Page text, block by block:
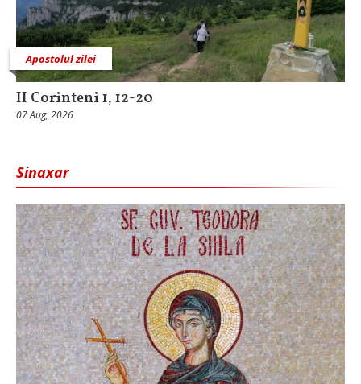
Apostolul zilei
II Corinteni 1, 12-20
07 Aug, 2026
Sinaxar